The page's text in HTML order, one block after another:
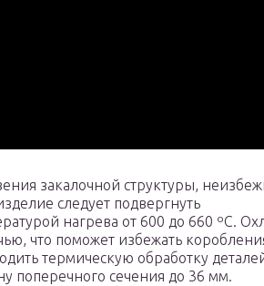
закалочной структуры,
следует подвергнуть
нагрева от 600 до 660 ºС.
что поможет избежать
термическую обработку
сечения до 36 мм.